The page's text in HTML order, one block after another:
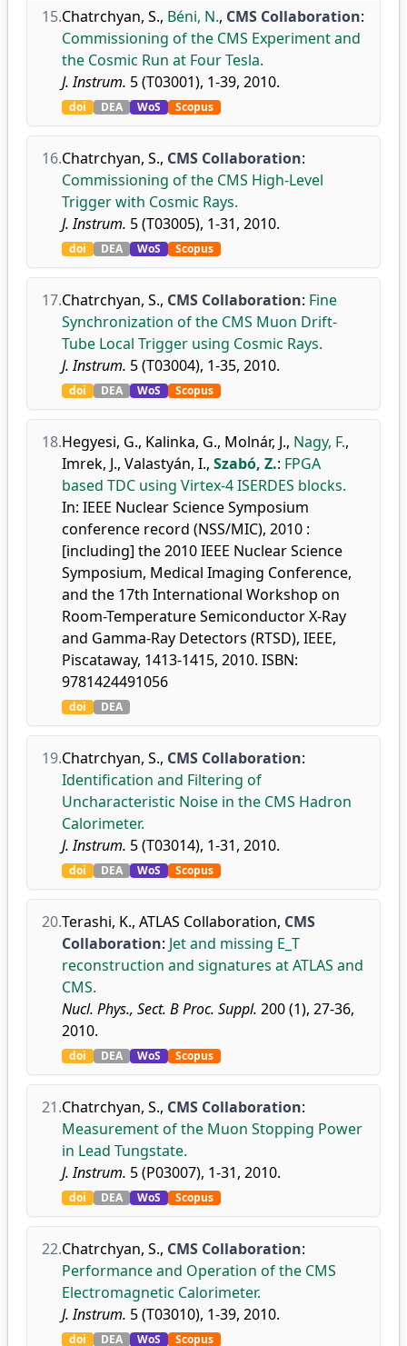
15.Chatrchyan, S., Béni, N., CMS Collaboration:
Commissioning of the CMS Experiment and
the Cosmic Run at Four Tesla.
J. Instrum. 5 (T03001), 1-39, 2010.
doi DEA WoS Scopus
16.Chatrchyan, S., CMS Collaboration:
Commissioning of the CMS High-Level
Trigger with Cosmic Rays.
J. Instrum. 5 (T03005), 1-31, 2010.
doi DEA WoS Scopus
17.Chatrchyan, S., CMS Collaboration: Fine
Synchronization of the CMS Muon Drift-
Tube Local Trigger using Cosmic Rays.
J. Instrum. 5 (T03004), 1-35, 2010.
doi DEA WoS Scopus
18.Hegyesi, G., Kalinka, G., Molnár, J., Nagy, F.,
Imrek, J., Valastyán, I., Szabó, Z.: FPGA
based TDC using Virtex-4 ISERDES blocks.
In: IEEE Nuclear Science Symposium
conference record (NSS/MIC), 2010 :
[including] the 2010 IEEE Nuclear Science
Symposium, Medical Imaging Conference,
and the 17th International Workshop on
Room-Temperature Semiconductor X-Ray
and Gamma-Ray Detectors (RTSD), IEEE,
Piscataway, 1413-1415, 2010. ISBN:
9781424491056
doi DEA
19.Chatrchyan, S., CMS Collaboration:
Identification and Filtering of
Uncharacteristic Noise in the CMS Hadron
Calorimeter.
J. Instrum. 5 (T03014), 1-31, 2010.
doi DEA WoS Scopus
20.Terashi, K., ATLAS Collaboration, CMS
Collaboration: Jet and missing E_T
reconstruction and signatures at ATLAS and
CMS.
Nucl. Phys., Sect. B Proc. Suppl. 200 (1), 27-36,
2010.
doi DEA WoS Scopus
21.Chatrchyan, S., CMS Collaboration:
Measurement of the Muon Stopping Power
in Lead Tungstate.
J. Instrum. 5 (P03007), 1-31, 2010.
doi DEA WoS Scopus
22.Chatrchyan, S., CMS Collaboration:
Performance and Operation of the CMS
Electromagnetic Calorimeter.
J. Instrum. 5 (T03010), 1-39, 2010.
doi DEA WoS Scopus